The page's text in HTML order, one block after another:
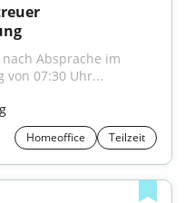
Absprache im
von 07:30 Uhr...
Homeoffice Teilzeit